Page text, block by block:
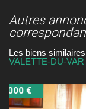
autres annonces immobilières
Les biens
VALETTE-DU-VAR